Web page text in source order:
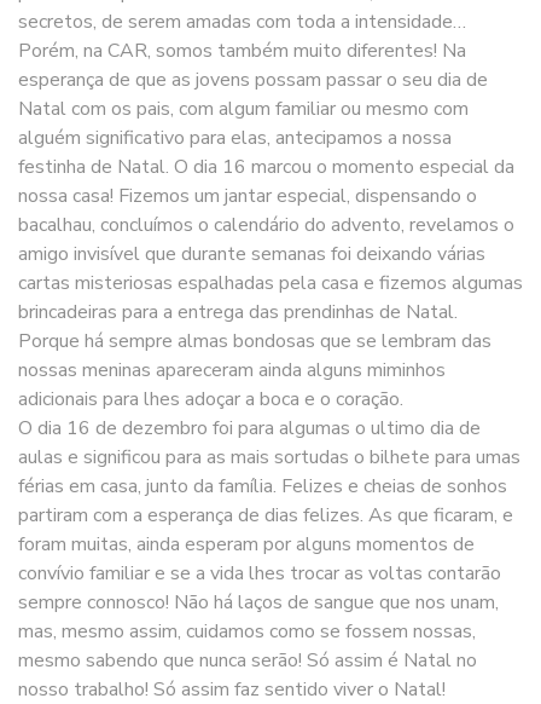
secretos, de serem amadas com toda a intensidade…
Porém, na CAR, somos também muito diferentes! Na
esperança de que as jovens possam passar o seu dia de
Natal com os pais, com algum familiar ou mesmo com
alguém significativo para elas, antecipamos a nossa
festinha de Natal. O dia 16 marcou o momento especial da
nossa casa! Fizemos um jantar especial, dispensando o
bacalhau, concluímos o calendário do advento, revelamos o
amigo invisível que durante semanas foi deixando várias
cartas misteriosas espalhadas pela casa e fizemos algumas
brincadeiras para a entrega das prendinhas de Natal.
Porque há sempre almas bondosas que se lembram das
nossas meninas apareceram ainda alguns miminhos
adicionais para lhes adoçar a boca e o coração.
O dia 16 de dezembro foi para algumas o ultimo dia de
aulas e significou para as mais sortudas o bilhete para umas
férias em casa, junto da família. Felizes e cheias de sonhos
partiram com a esperança de dias felizes. As que ficaram, e
foram muitas, ainda esperam por alguns momentos de
convívio familiar e se a vida lhes trocar as voltas contarão
sempre connosco! Não há laços de sangue que nos unam,
mas, mesmo assim, cuidamos como se fossem nossas,
mesmo sabendo que nunca serão! Só assim é Natal no
nosso trabalho! Só assim faz sentido viver o Natal!